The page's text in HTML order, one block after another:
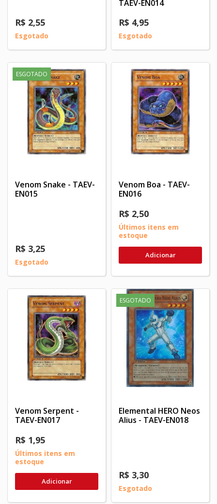
R$ 2,55
Esgotado
TAEV-EN014
R$ 4,95
Esgotado
ESGOTADO
Venom Snake - TAEV-
EN015
R$ 3,25
Esgotado
Venom Boa - TAEV-
EN016
R$ 2,50
Últimos itens em
estoque
Adicionar
Venom Serpent -
TAEV-EN017
R$ 1,95
Últimos itens em
estoque
Adicionar
ESGOTADO
Elemental HERO Neos
Alius - TAEV-EN018
R$ 3,30
Esgotado